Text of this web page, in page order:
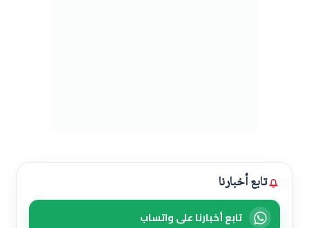
تابع أخبارنا
تابع أخبارنا على واتساب